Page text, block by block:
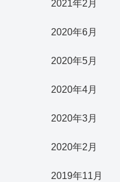
2021年2月
2020年6月
2020年5月
2020年4月
2020年3月
2020年2月
2019年11月